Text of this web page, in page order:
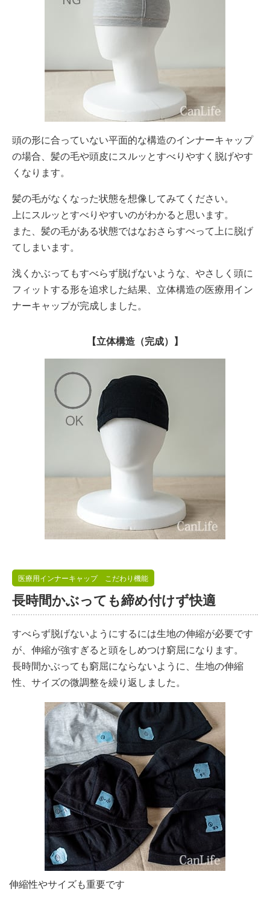
頭の形に合っていない平面的な構造のインナーキャップ
の場合、髪の毛や頭皮にスルッとすべりやすく脱げやす
くなります。
髪の毛がなくなった状態を想像してみてください。
上にスルッとすべりやすいのがわかると思います。
また、髪の毛がある状態ではなおさらすべって上に脱げ
てしまいます。
浅くかぶってもすべらず脱げないような、やさしく頭に
フィットする形を追求した結果、立体構造の医療用イン
ナーキャップが完成しました。
【立体構造（完成）】
医療用インナーキャップ こだわり機能
長時間かぶっても締め付けず快適
すべらず脱げないようにするには生地の伸縮が必要です
が、伸縮が強すぎると頭をしめつけ窮屈になります。
長時間かぶっても窮屈にならないように、生地の伸縮
性、サイズの微調整を繰り返しました。
伸縮性やサイズも重要です